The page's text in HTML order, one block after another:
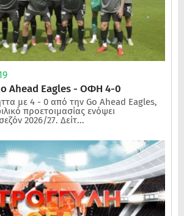
Ahead Eagles - ΟΦΗ 4-0
με 4 - 0 από την Go Ahead Eagles,
προετοιμασίας ενόψει
2026/27. Δείτ...